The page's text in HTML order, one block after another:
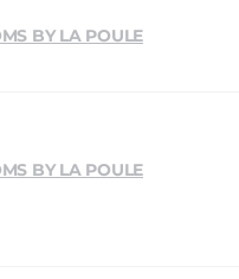
BY LA POULE
BY LA POULE